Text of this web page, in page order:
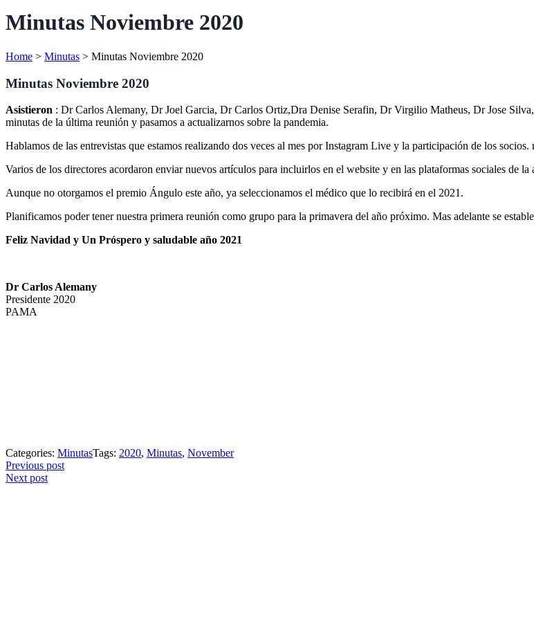
Minutas Noviembre 2020
Home > Minutas > Minutas Noviembre 2020
Minutas Noviembre 2020
Asistieron : Dr Carlos Alemany, Dr Joel Garcia, Dr Carlos Ortiz,Dra Denise Serafin, Dr Virgilio Matheus, Dr Jose
minutas de la última reunión y pasamos a actualizarnos sobre la pandemia.
Hablamos de las entrevistas que estamos realizando dos veces al mes por Instagram Live y la participación de los
Varios de los directores acordaron enviar nuevos artículos para incluirlos en el website y en las plataformas sociales de
Aunque no otorgamos el premio Ángulo este año, ya seleccionamos el médico que lo recibirá en el 2021.
Planificamos poder tener nuestra primera reunión como grupo para la primavera del año próximo. Mas adelante se
Feliz Navidad y Un Próspero y saludable año 2021
Dr Carlos Alemany
Presidente 2020
PAMA
Categories: MinutasTags: 2020, Minutas, November
Post
navigation
Previous post
Next post